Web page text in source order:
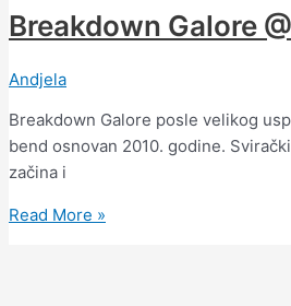
Breakdown Galore
Andjela
Breakdown Galore posle velikog
bend osnovan 2010. godine.
začina i
Read More »